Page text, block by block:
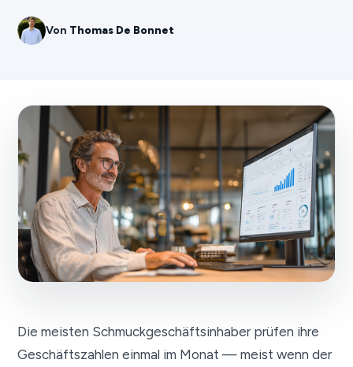
Von Thomas De Bonnet
Die meisten Schmuckgeschäftsinhaber prüfen ihre
Geschäftszahlen einmal im Monat — meist wenn der